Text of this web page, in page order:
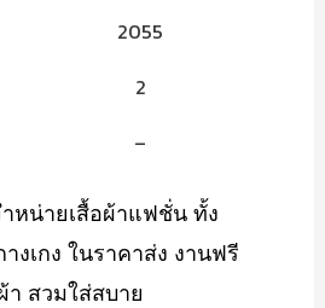
2055
2
–
หน่ายเสื้อผ้าแฟชั่น ทั้ง
างเกง ในราคาส่ง งานฟรี
า สวมใส่สบาย